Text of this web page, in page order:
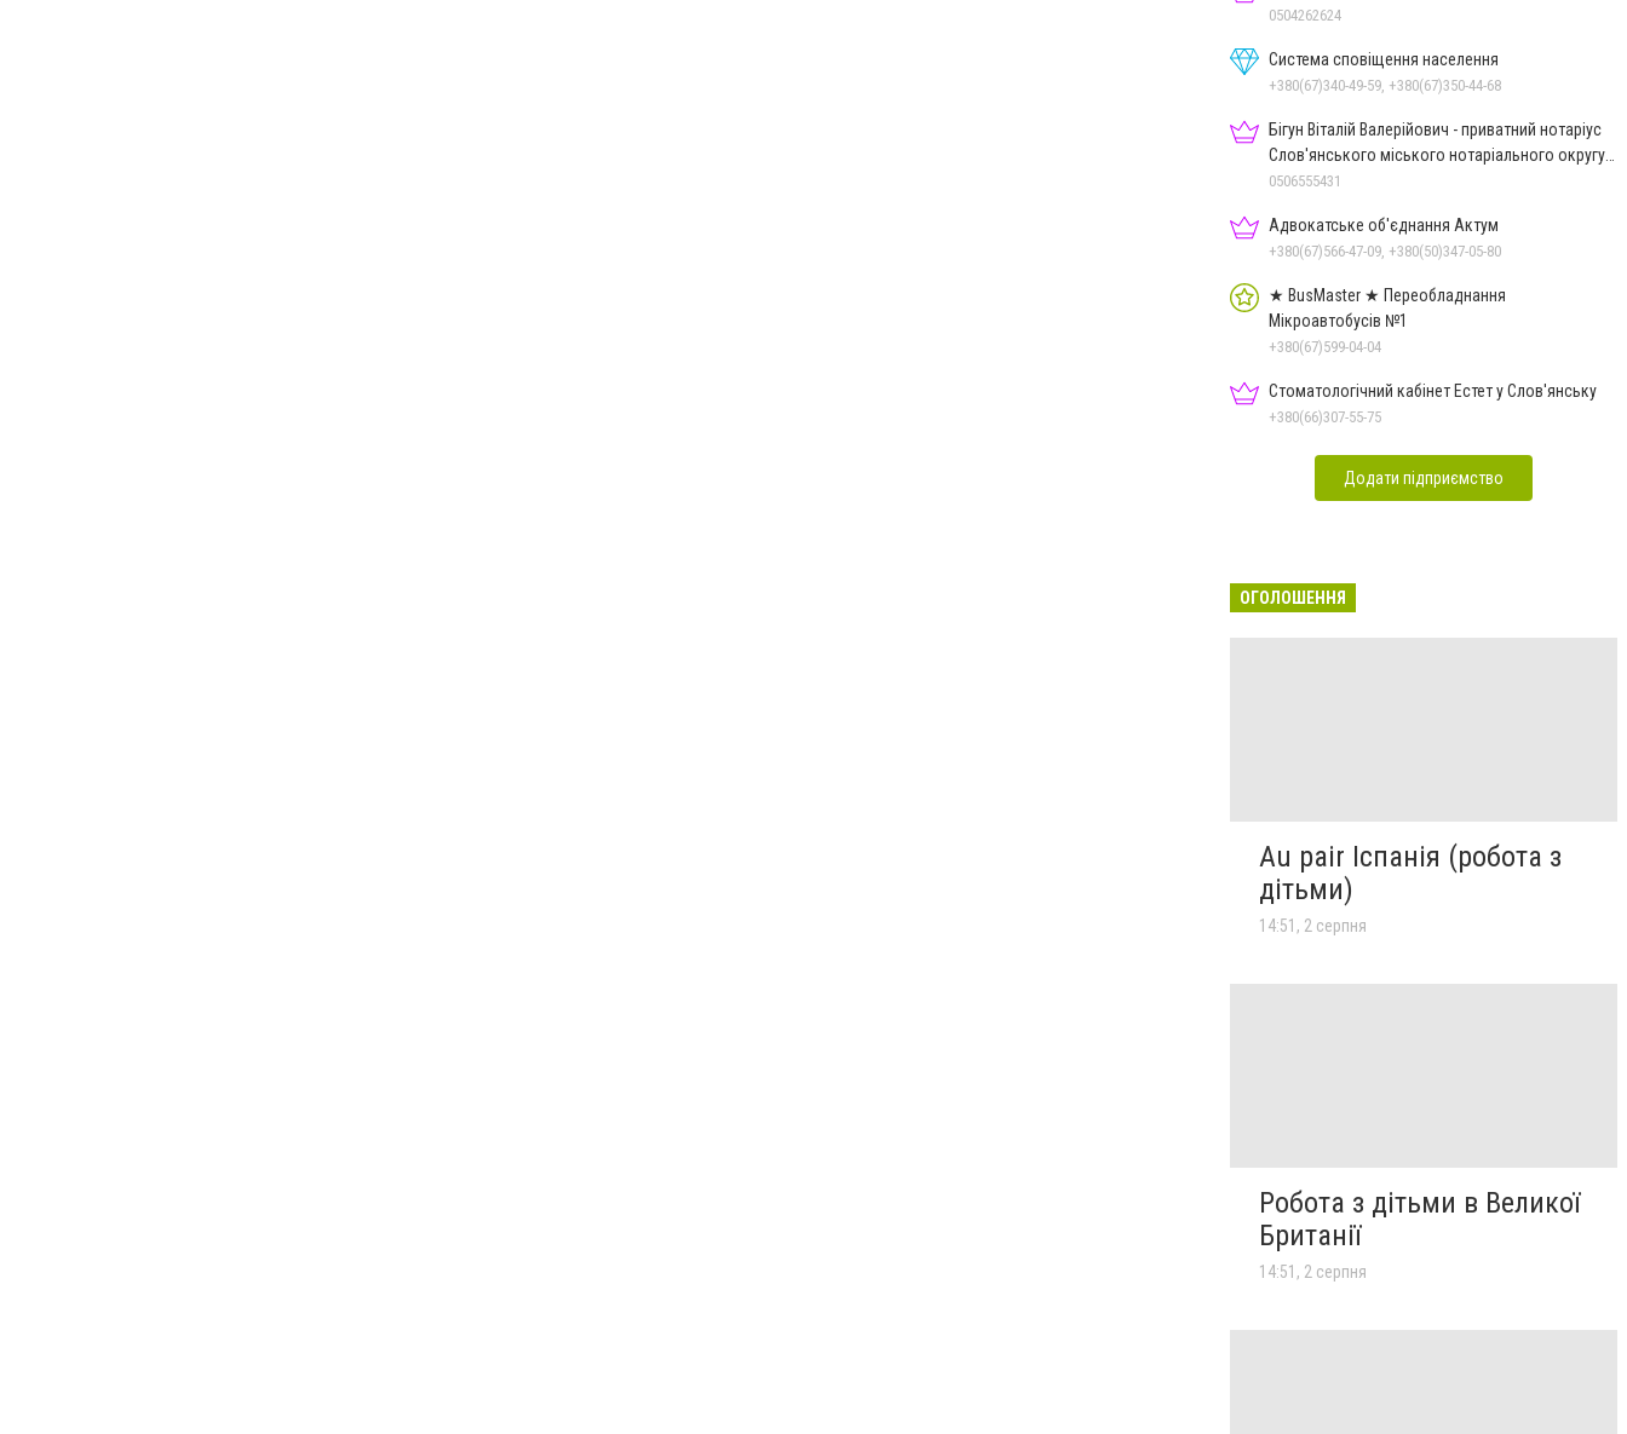
0504262624
Система сповіщення населення
+380(67)340-49-59, +380(67)350-44-68
Бігун Віталій Валерійович - приватний нотаріус
Слов'янського міського нотаріального округу
Дон.обл.
0506555431
Адвокатське об'єднання Актум
+380(67)566-47-09, +380(50)347-05-80
★ BusMaster ★ Переобладнання
Мікроавтобусів №1
+380(67)599-04-04
Стоматологічний кабінет Естет у Слов'янську
+380(66)307-55-75
Додати підприємство
ОГОЛОШЕННЯ
Au pair Іспанія (робота з
дітьми)
14:51, 2 серпня
Робота з дітьми в Великої
Британії
14:51, 2 серпня